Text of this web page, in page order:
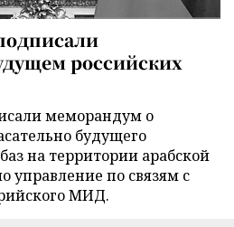
российских
меморандум о
будущего
на территории арабской
управление по связям с
МИД.